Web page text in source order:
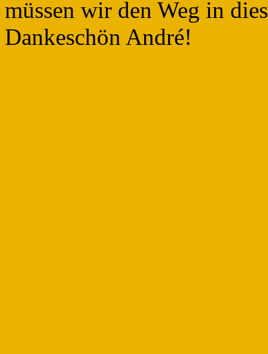
müssen wir den Weg in
Dankeschön André!